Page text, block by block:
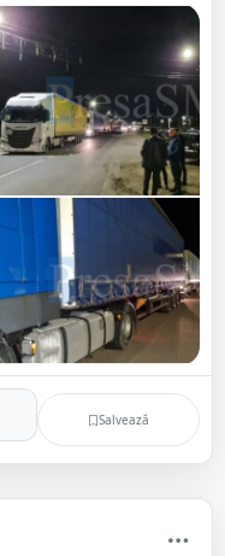
Salvează